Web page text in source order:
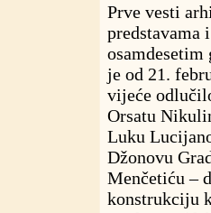
Prve vesti
predstavama
je od 21.
vijeće
Orsatu
Luku
Džonovu
Menčetiću –
konstrukciju